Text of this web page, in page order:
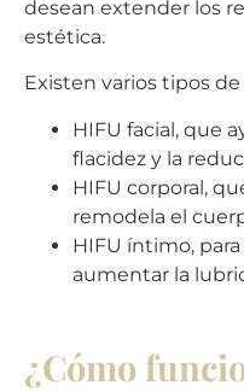
desean extender los
estética.
Existen varios tipos de
HIFU facial, que
flacidez y la
HIFU corporal,
remodela el
HIFU íntimo,
aumentar la
¿Cómo